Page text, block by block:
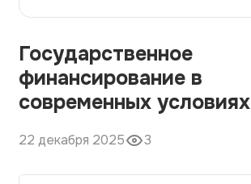
О сервисе
О компании
Наши гарантии
Вопросы и ответы
Контакты
Государственное
финансирование в
современных условиях
22 декабря 2025 3